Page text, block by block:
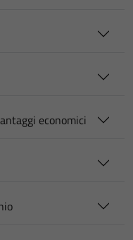
economici